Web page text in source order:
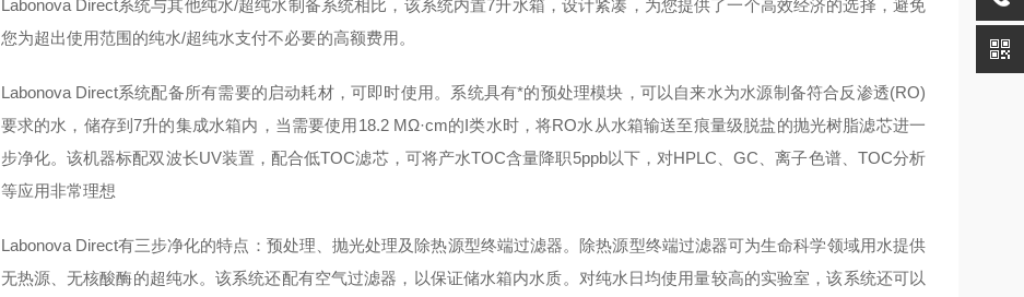
Labonova Direct系统与其他纯水/超纯水制备系统相比，该系统内置7升水箱，设计紧凑，为您提供了一个高效经济的选择，避免
您为超出使用范围的纯水/超纯水支付不必要的高额费用。
Labonova Direct系统配备所有需要的启动耗材，可即时使用。系统具有*的预处理模块，可以自来水为水源制备符合反渗透(RO)
要求的水，储存到7升的集成水箱内，当需要使用18.2 MΩ·cm的I类水时，将RO水从水箱输送至痕量级脱盐的抛光树脂滤芯进一
步净化。该机器标配双波长UV装置，配合低TOC滤芯，可将产水TOC含量降职5ppb以下，对HPLC、GC、离子色谱、TOC分析
等应用非常理想
Labonova Direct有三步净化的特点：预处理、抛光处理及除热源型终端过滤器。除热源型终端过滤器可为生命科学领域用水提供
无热源、无核酸酶的超纯水。该系统还配有空气过滤器，以保证储水箱内水质。对纯水日均使用量较高的实验室，该系统还可以